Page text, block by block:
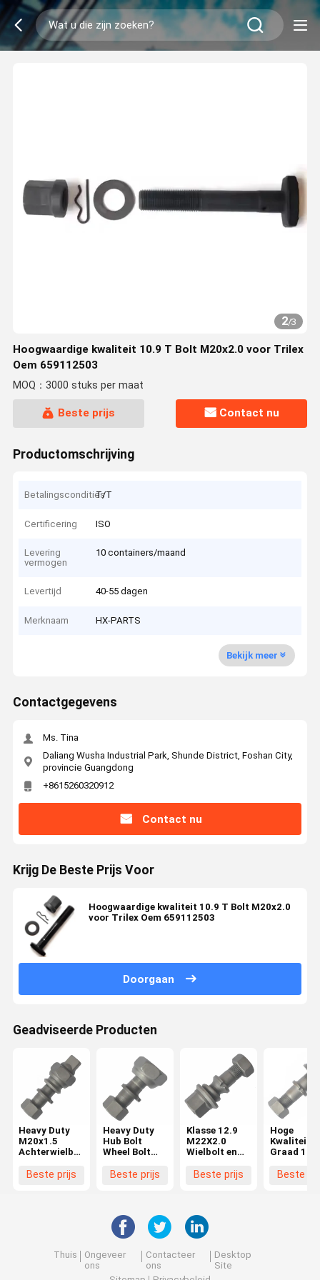
2/3
Hoogwaardige kwaliteit 10.9 T Bolt M20x2.0 voor Trilex
Oem 659112503
MOQ：3000 stuks per maat
Beste prijs Contact nu
Productomschrijving
Betalingscondities
T/T
Certificering ISO
Levering
vermogen
10 containers/maand
Levertijd 40-55 dagen
Merknaam HX-PARTS
Bekijk meer
Contactgegevens
Ms. Tina
Daliang Wusha Industrial Park, Shunde District, Foshan City,
provincie Guangdong
+8615260320912
Contact nu
Krijg De Beste Prijs Voor
Hoogwaardige kwaliteit 10.9 T Bolt M20x2.0
voor Trilex Oem 659112503
Doorgaan
Geadviseerde Producten
Heavy Duty
M20x1.5
Achterwielbout
FF/MA
Beste prijs
Heavy Duty
Hub Bolt
Wheel Bolt
FF/MA
Beste prijs
Klasse 12.9
M22X2.0
Wielbolt en
Truck
Beste prijs
Hoge
Kwaliteit
Graad 10.9
Wielbout
Beste
Thuis
Ongeveer
ons
Contacteer
ons
Desktop
Site